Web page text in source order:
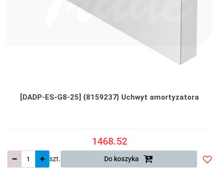
[DADP-ES-G8-25] {8159237} Uchwyt amortyzatora
1468.52
szt. Do koszyka